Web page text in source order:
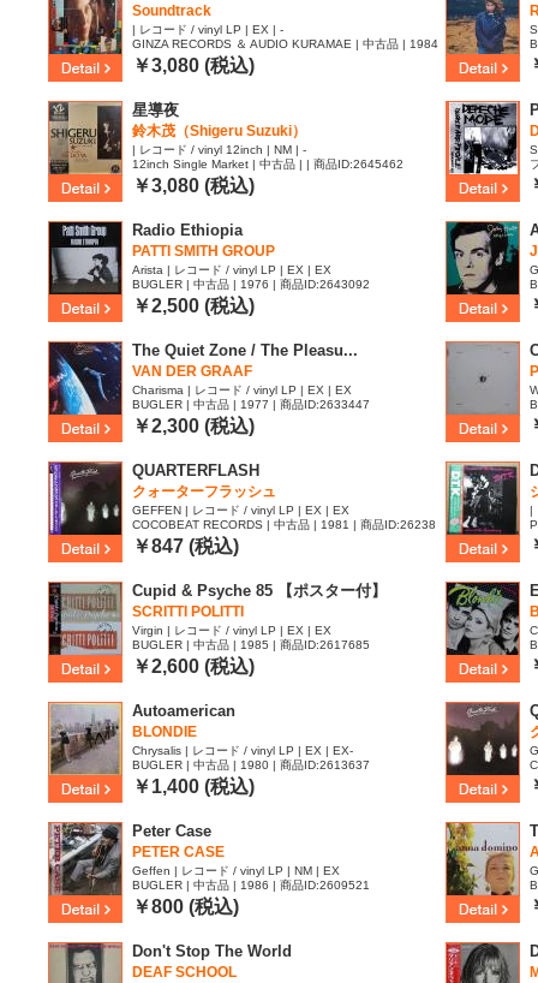
Soundtrack
| レコード / vinyl LP | EX | -
GINZA RECORDS ＆ AUDIO KURAMAE | 中古品 | 1984
| 商品ID:2653879
￥3,080 (税込)
星導夜
鈴木茂（Shigeru Suzuki）
| レコード / vinyl 12inch | NM | -
12inch Single Market | 中古品 | | 商品ID:2645462
￥3,080 (税込)
Radio Ethiopia
PATTI SMITH GROUP
Arista | レコード / vinyl LP | EX | EX
BUGLER | 中古品 | 1976 | 商品ID:2643092
￥2,500 (税込)
The Quiet Zone / The Pleasu...
VAN DER GRAAF
Charisma | レコード / vinyl LP | EX | EX
BUGLER | 中古品 | 1977 | 商品ID:2633447
￥2,300 (税込)
QUARTERFLASH
クォーターフラッシュ
GEFFEN | レコード / vinyl LP | EX | EX
COCOBEAT RECORDS | 中古品 | 1981 | 商品ID:26238
24
￥847 (税込)
|
Cupid & Psyche 85 【ポスター付】
SCRITTI POLITTI
Virgin | レコード / vinyl LP | EX | EX
BUGLER | 中古品 | 1985 | 商品ID:2617685
￥2,600 (税込)
Autoamerican
BLONDIE
Chrysalis | レコード / vinyl LP | EX | EX-
BUGLER | 中古品 | 1980 | 商品ID:2613637
￥1,400 (税込)
Peter Case
PETER CASE
Geffen | レコード / vinyl LP | NM | EX
BUGLER | 中古品 | 1986 | 商品ID:2609521
￥800 (税込)
Don't Stop The World
DEAF SCHOOL